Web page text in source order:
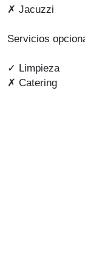
✗ Jacuzzi
Servicios
✓ Limpieza
✗ Catering